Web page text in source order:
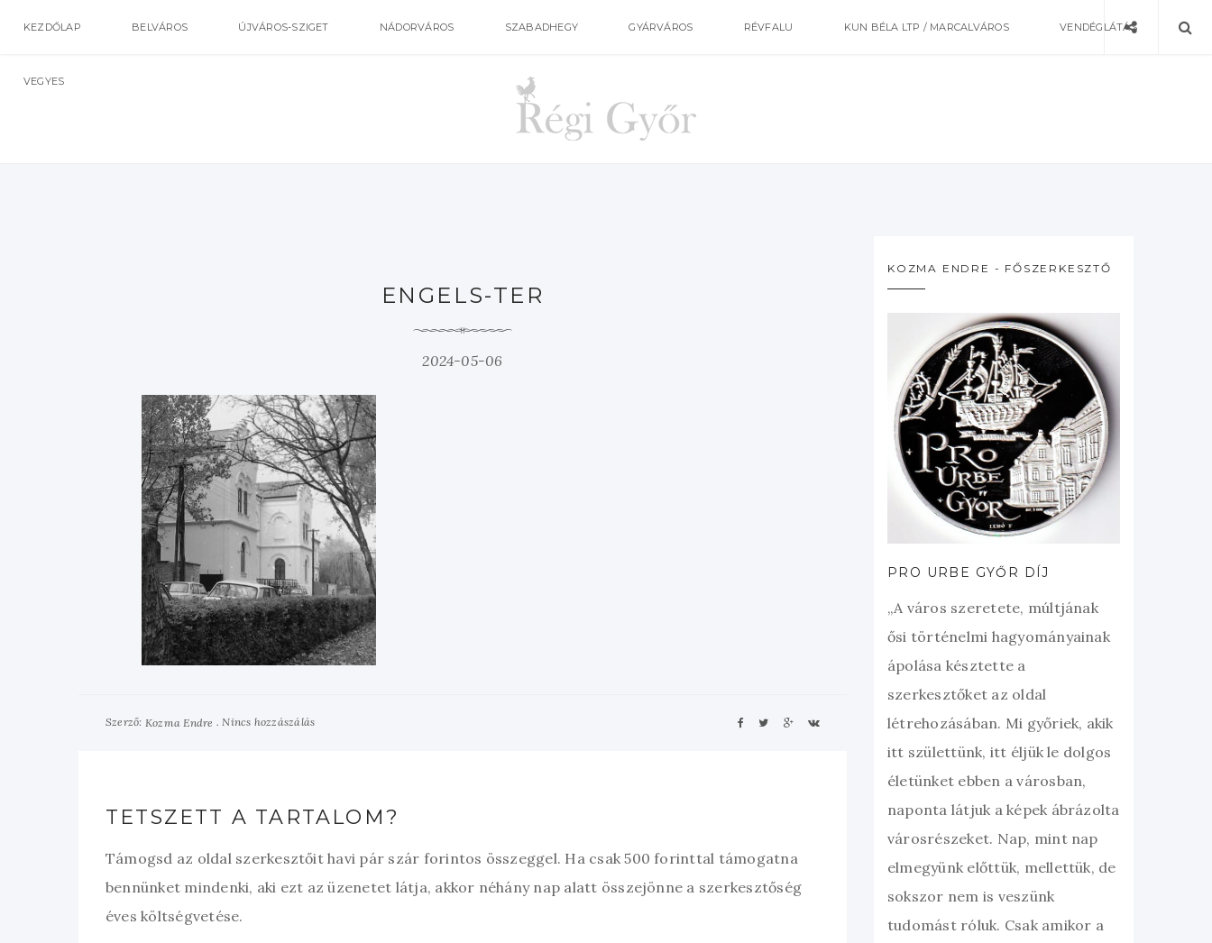
KEZDŐLAP BELVÁROS ÚJVÁROS-SZIGET NÁDORVÁROS SZABADHEGY GYÁRVÁROS RÉVFALU KUN BÉLA LTP / MARCALVÁROS VENDÉGLÁTÁS
VEGYES
ENGELS-TER
2024-05-06
Szerző: Kozma Endre Nincs hozzászálás
TETSZETT A TARTALOM?
Támogsd az oldal szerkesztőit havi pár szár forintos összeggel. Ha csak 500 forinttal támogatna
bennünket mindenki, aki ezt az üzenetet látja, akkor néhány nap alatt összejönne a szerkesztőség
éves költségvetése.
KOZMA ENDRE - FŐSZERKESZTŐ
PRO URBE GYŐR DÍJ
„A város szeretete, múltjának
ősi történelmi hagyományainak
ápolása késztette a
szerkesztőket az oldal
létrehozásában. Mi győriek, akik
itt születtünk, itt éljük le dolgos
életünket ebben a városban,
naponta látjuk a képek ábrázolta
városrészeket. Nap, mint nap
elmegyünk előttük, mellettük, de
sokszor nem is veszünk
tudomást róluk. Csak amikor a